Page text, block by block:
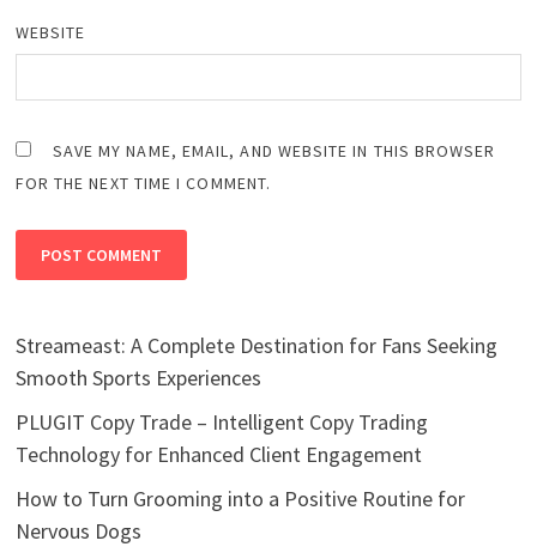
WEBSITE
SAVE MY NAME, EMAIL, AND WEBSITE IN THIS BROWSER
FOR THE NEXT TIME I COMMENT.
Streameast: A Complete Destination for Fans Seeking
Smooth Sports Experiences
PLUGIT Copy Trade – Intelligent Copy Trading
Technology for Enhanced Client Engagement
How to Turn Grooming into a Positive Routine for
Nervous Dogs